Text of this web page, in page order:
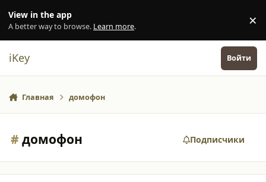
View in the app
A better way to browse. Learn more. ×
iKey Войти
Главная домофон
# домофон Подписчики